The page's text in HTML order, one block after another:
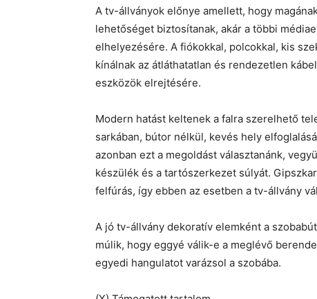
A tv-állványok előnye amellett, hogy
lehetőséget biztosítanak, akár a többi
elhelyezésére. A fiókokkal, polcokkal, kis
kínálnak az átláthatatlan és rendezetlen
eszközök elrejtésére.
Modern hatást keltenek a falra szerelhető
sarkában, bútor nélkül, kevés hely
azonban ezt a megoldást választanánk,
készülék és a tartószerkezet súlyát.
felfúrás, így ebben az esetben a tv-állvány
A jó tv-állvány dekoratív elemként a
múlik, hogy eggyé válik-e a meglévő
egyedi hangulatot varázsol a szobába.